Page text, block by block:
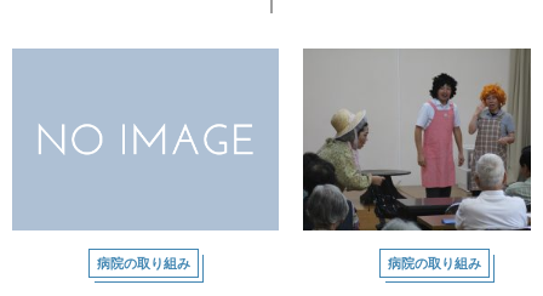
病院の取り組み 病院の取り組み